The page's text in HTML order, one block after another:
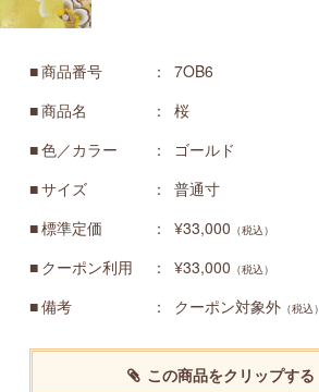
商品番号
7OB6
商品名
桜
色／カラー
ゴールド
サイズ
普通寸
標準定価
¥33,000 （税込）
クーポン利用 ¥33,000 （税込）
備考 クーポン対象外 （税込）
この商品をクリップする